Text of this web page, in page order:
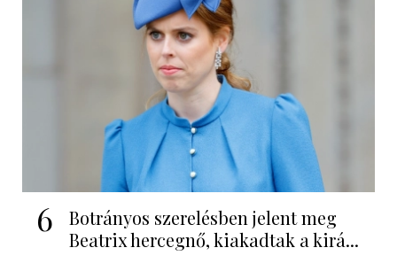
6
Botrányos szerelésben jelent meg
Beatrix hercegnő, kiakadtak a kirá...